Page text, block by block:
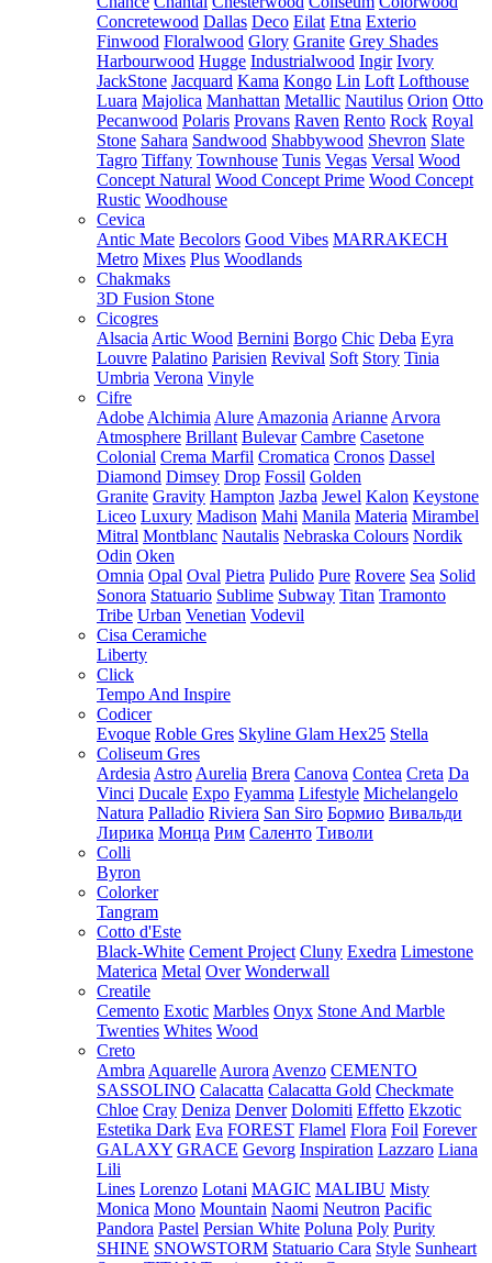
Concretewood Dallas Deco Eilat Etna Exterio
Finwood Floralwood Glory Granite Grey Shades
Harbourwood Hugge Industrialwood Ingir Ivory
JackStone Jacquard Kama Kongo Lin Loft Lofthouse
Luara Majolica Manhattan Metallic Nautilus Orion Otto
Pecanwood Polaris Provans Raven Rento Rock Royal
Stone Sahara Sandwood Shabbywood Shevron Slate
Tagro Tiffany Townhouse Tunis Vegas Versal Wood
Concept Natural Wood Concept Prime Wood Concept
Rustic Woodhouse
Cevica
Antic Mate Becolors Good Vibes MARRAKECH
Metro Mixes Plus Woodlands
Chakmaks
3D Fusion Stone
Cicogres
Alsacia Artic Wood Bernini Borgo Chic Deba Eyra
Louvre Palatino Parisien Revival Soft Story Tinia
Umbria Verona Vinyle
Cifre
Adobe Alchimia Alure Amazonia Arianne Arvora
Atmosphere Brillant Bulevar Cambre Casetone
Colonial Crema Marfil Cromatica Cronos Dassel
Diamond Dimsey Drop Fossil Golden
Granite Gravity Hampton Jazba Jewel Kalon Keystone
Liceo Luxury Madison Mahi Manila Materia Mirambel
Mitral Montblanc Nautalis Nebraska Colours Nordik
Odin Oken
Omnia Opal Oval Pietra Pulido Pure Rovere Sea Solid
Sonora Statuario Sublime Subway Titan Tramonto
Tribe Urban Venetian Vodevil
Cisa Ceramiche
Liberty
Click
Tempo And Inspire
Codicer
Evoque Roble Gres Skyline Glam Hex25 Stella
Coliseum Gres
Ardesia Astro Aurelia Brera Canova Contea Creta Da
Vinci Ducale Expo Fyamma Lifestyle Michelangelo
Natura Palladio Riviera San Siro Бормио Вивальди
Лирика Монца Рим Саленто Тиволи
Colli
Byron
Colorker
Tangram
Cotto d'Este
Black-White Cement Project Cluny Exedra Limestone
Materica Metal Over Wonderwall
Creatile
Cemento Exotic Marbles Onyx Stone And Marble
Twenties Whites Wood
Creto
Ambra Aquarelle Aurora Avenzo CEMENTO
SASSOLINO Calacatta Calacatta Gold Checkmate
Chloe Cray Deniza Denver Dolomiti Effetto Ekzotic
Estetika Dark Eva FOREST Flamel Flora Foil Forever
GALAXY GRACE Gevorg Inspiration Lazzaro Liana
Lili
Lines Lorenzo Lotani MAGIC MALIBU Misty
Monica Mono Mountain Naomi Neutron Pacific
Pandora Pastel Persian White Poluna Poly Purity
SHINE SNOWSTORM Statuario Cara Style Sunheart